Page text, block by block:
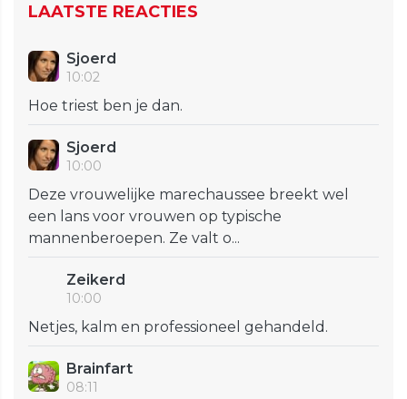
LAATSTE REACTIES
Sjoerd
10:02
Hoe triest ben je dan.
Sjoerd
10:00
Deze vrouwelijke marechaussee breekt wel
een lans voor vrouwen op typische
mannenberoepen. Ze valt o...
Zeikerd
10:00
Netjes, kalm en professioneel gehandeld.
Brainfart
08:11